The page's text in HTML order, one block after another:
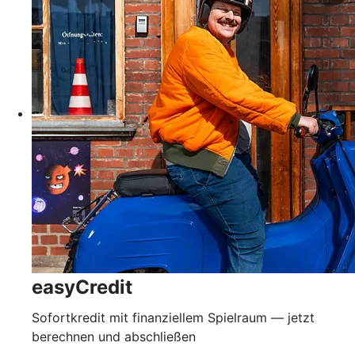
easyCredit
Sofortkredit mit finanziellem Spielraum — jetzt
berechnen und abschließen